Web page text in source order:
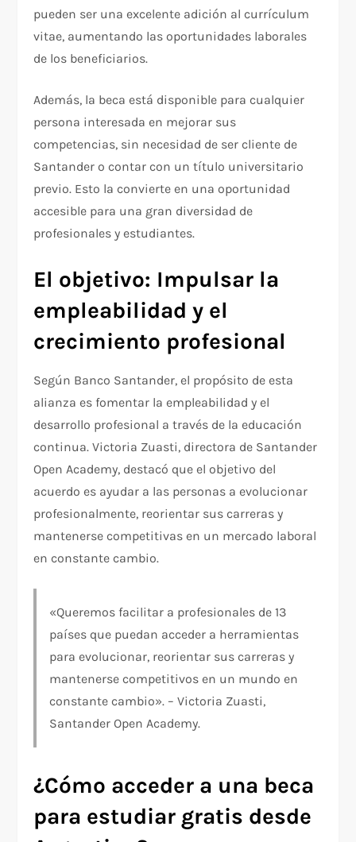
pueden ser una excelente adición al currículum
vitae, aumentando las oportunidades laborales
de los beneficiarios.
Además, la beca está disponible para cualquier
persona interesada en mejorar sus
competencias, sin necesidad de ser cliente de
Santander o contar con un título universitario
previo. Esto la convierte en una oportunidad
accesible para una gran diversidad de
profesionales y estudiantes.
El objetivo: Impulsar la
empleabilidad y el
crecimiento profesional
Según Banco Santander, el propósito de esta
alianza es fomentar la empleabilidad y el
desarrollo profesional a través de la educación
continua. Victoria Zuasti, directora de Santander
Open Academy, destacó que el objetivo del
acuerdo es ayudar a las personas a evolucionar
profesionalmente, reorientar sus carreras y
mantenerse competitivas en un mercado laboral
en constante cambio.
«Queremos facilitar a profesionales de 13
países que puedan acceder a herramientas
para evolucionar, reorientar sus carreras y
mantenerse competitivos en un mundo en
constante cambio». – Victoria Zuasti,
Santander Open Academy.
¿Cómo acceder a una beca
para estudiar gratis desde